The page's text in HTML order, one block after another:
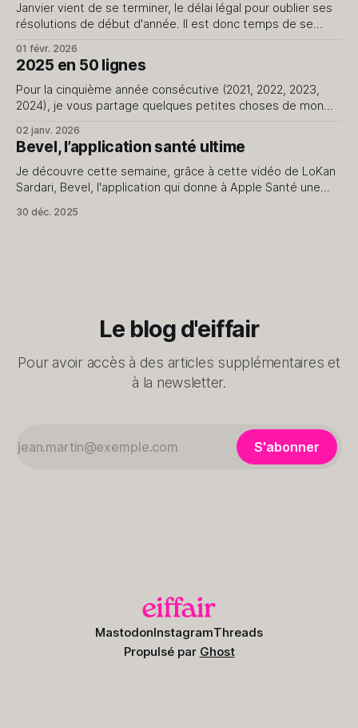
Janvier vient de se terminer, le délai légal pour oublier ses
résolutions de début d'année. Il est donc temps de se
jour de l'an qui ne passent pas le cap du 15. Le début d'
01 févr. 2026
2025 en 50 lignes
Pour la cinquième année consécutive (2021, 2022, 2023,
2024), je vous partage quelques petites choses de mon
contenus pour le blog et le podcast. 2. J'avais prévu
2500km à vélo cette année, je n&
02 janv. 2026
Bevel, l’application santé ultime
Je découvre cette semaine, grâce à cette vidéo de LoKan
Sardari, Bevel, l'application qui donne à Apple Santé une
compris, exclusivement dédiée au monde Apple, elle utilise
30 déc. 2025
Le blog d'eiffair
Pour avoir accès à des articles supplémentaires et
à la newsletter.
S'abonner
MastodonInstagramThreads
Propulsé par Ghost